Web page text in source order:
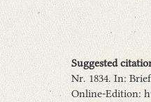
Suggested
Nr. 1834. In:
Online-Edition: